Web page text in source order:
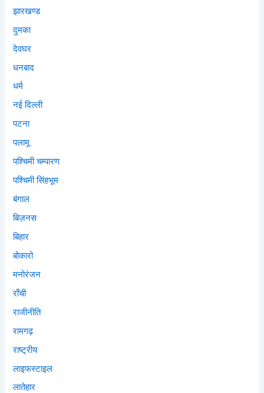
झारखण्ड
दुमका
देवघर
धनबाद
धर्म
नई दिल्ली
पटना
पलामू
पश्चिमी चम्पारण
पश्चिमी सिंहभूम
बंगाल
बिज़नस
बिहार
बोकारो
मनोरंजन
राँची
राजीनीति
रामगढ़
राष्ट्रीय
लाइफस्टाइल
लातेहार